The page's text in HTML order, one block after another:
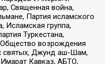
Священная война,
Партия исламского
группа,
Туркестана,
возрождения
святых, Джунд аш-Шам,
Кавказ, АБТО,